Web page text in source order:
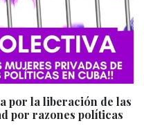
por la liberación de las
por razones políticas